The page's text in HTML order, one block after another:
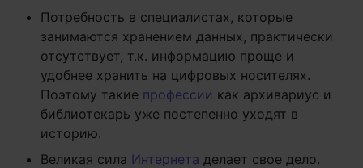
Потребность в специалистах, которые
занимаются хранением данных, практически
отсутствует, т.к. информацию проще и
удобнее хранить на цифровых носителях.
Поэтому такие профессии как архивариус и
библиотекарь уже постепенно уходят в
историю.
Великая сила Интернета делает свое дело.